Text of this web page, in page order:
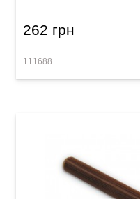
262 грн
111688